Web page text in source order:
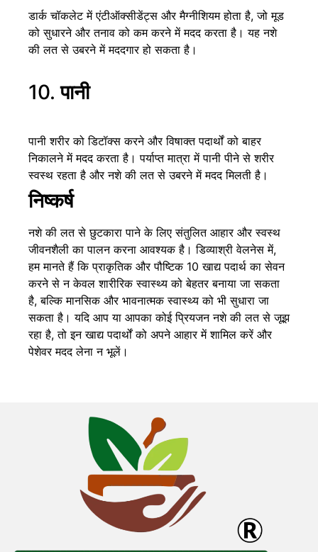
डार्क चॉकलेट में एंटीऑक्सीडेंट्स और मैग्नीशियम होता है, जो मूड
को सुधारने और तनाव को कम करने में मदद करता है। यह नशे
की लत से उबरने में मददगार हो सकता है।
10.पानी
पानी शरीर को डिटॉक्स करने और विषाक्त पदार्थों को बाहर
निकालने में मदद करता है। पर्याप्त मात्रा में पानी पीने से शरीर
स्वस्थ रहता है और नशे की लत से उबरने में मदद मिलती है।
निष्कर्ष
नशे की लत से छुटकारा पाने के लिए संतुलित आहार और स्वस्थ
जीवनशैली का पालन करना आवश्यक है। डिव्याश्री वेलनेस में,
हम मानते हैं कि प्राकृतिक और पौष्टिक 10 खाद्य पदार्थ का सेवन
करने से न केवल शारीरिक स्वास्थ्य को बेहतर बनाया जा सकता
है, बल्कि मानसिक और भावनात्मक स्वास्थ्य को भी सुधारा जा
सकता है। यदि आप या आपका कोई प्रियजन नशे की लत से जूझ
रहा है, तो इन खाद्य पदार्थों को अपने आहार में शामिल करें और
पेशेवर मदद लेना न भूलें।